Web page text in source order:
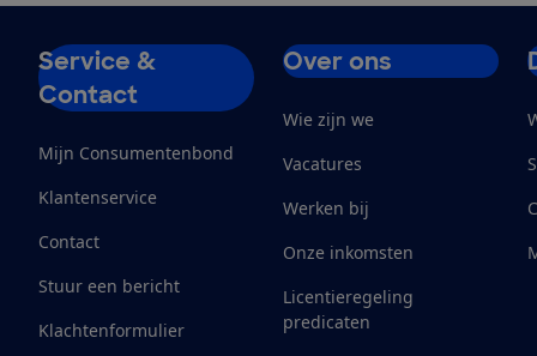
Service &
Contact
Mijn Consumentenbond
Klantenservice
Contact
Stuur een bericht
Klachtenformulier
Over ons
Wie zijn we
Vacatures
Werken bij
Onze inkomsten
Licentieregeling
predicaten